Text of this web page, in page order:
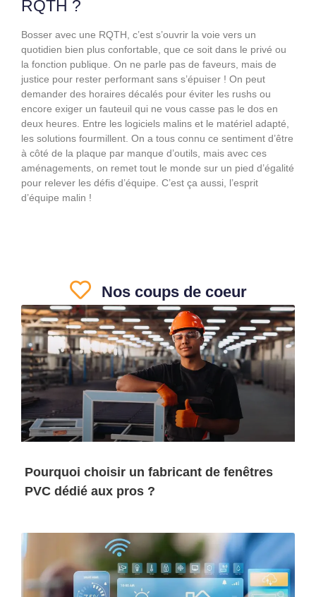
RQTH ?
Bosser avec une RQTH, c’est s’ouvrir la voie vers un
quotidien bien plus confortable, que ce soit dans le privé ou
la fonction publique. On ne parle pas de faveurs, mais de
justice pour rester performant sans s’épuiser ! On peut
demander des horaires décalés pour éviter les rushs ou
encore exiger un fauteuil qui ne vous casse pas le dos en
deux heures. Entre les logiciels malins et le matériel adapté,
les solutions fourmillent. On a tous connu ce sentiment d’être
à côté de la plaque par manque d’outils, mais avec ces
aménagements, on remet tout le monde sur un pied d’égalité
pour relever les défis d’équipe. C’est ça aussi, l’esprit
d’équipe malin !
Nos coups de coeur
Pourquoi choisir un fabricant de fenêtres
PVC dédié aux pros ?